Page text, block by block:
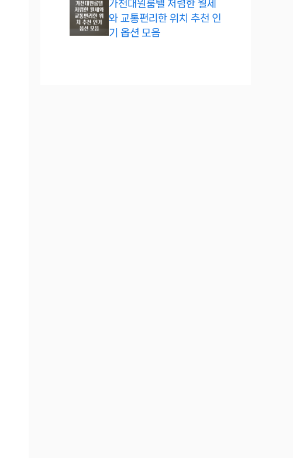
가천대원룸텔 저렴한 월세
와 교통편리한 위치 추천 인
기 옵션 모음